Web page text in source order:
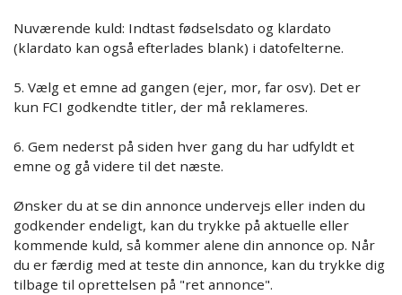
Nuværende kuld: Indtast fødselsdato og klardato
(klardato kan også efterlades blank) i datofelterne.
5. Vælg et emne ad gangen (ejer, mor, far osv). Det er
kun FCI godkendte titler, der må reklameres.
6. Gem nederst på siden hver gang du har udfyldt et
emne og gå videre til det næste.
Ønsker du at se din annonce undervejs eller inden du
godkender endeligt, kan du trykke på aktuelle eller
kommende kuld, så kommer alene din annonce op. Når
du er færdig med at teste din annonce, kan du trykke dig
tilbage til oprettelsen på "ret annonce".